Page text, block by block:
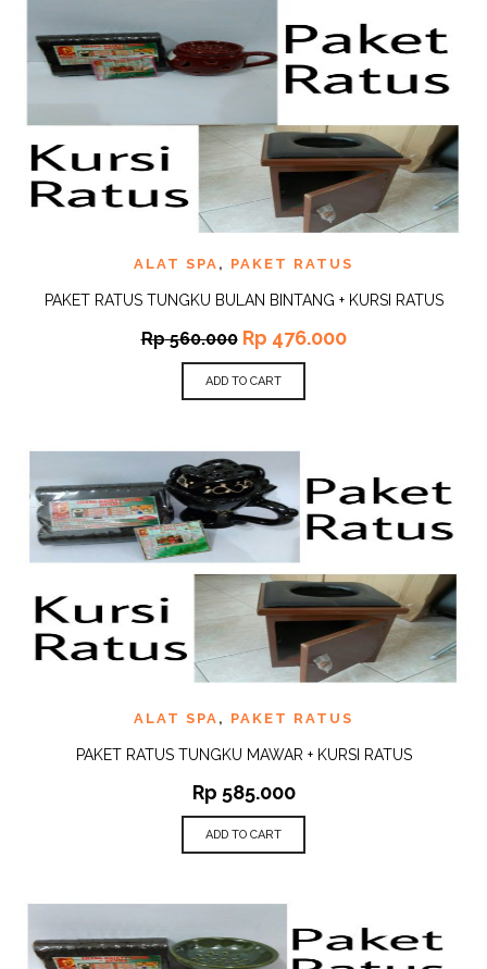
ALAT SPA , PAKET RATUS
PAKET RATUS TUNGKU BULAN BINTANG + KURSI RATUS
Rp560.000 Rp 476.000
ADD TO CART
ALAT SPA , PAKET RATUS
PAKET RATUS TUNGKU MAWAR + KURSI RATUS
Rp 585.000
ADD TO CART